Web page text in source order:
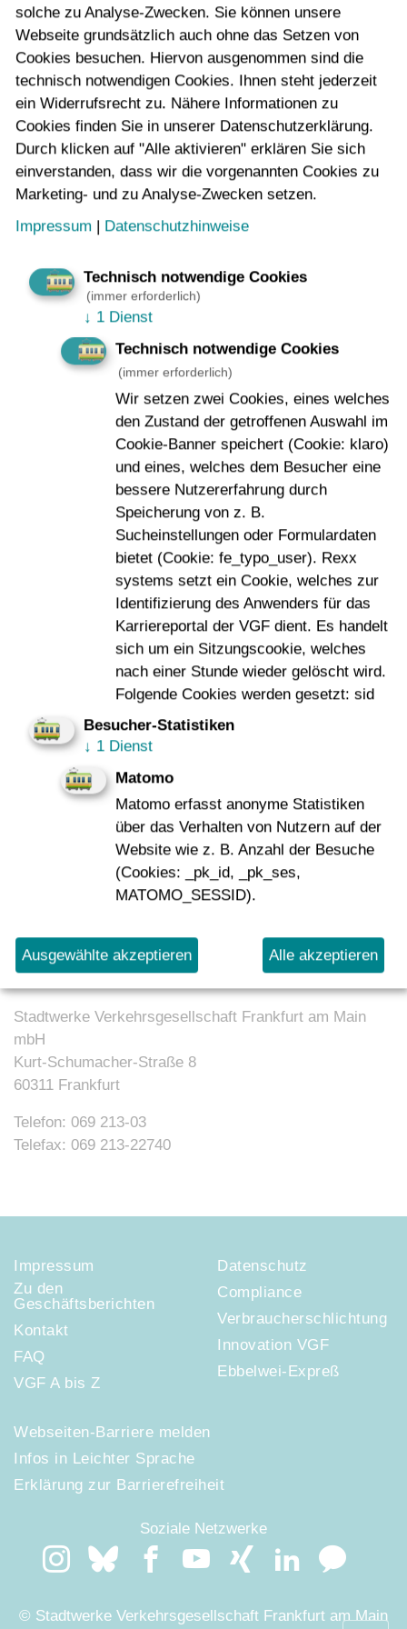
Vorname
Nachname
Nachricht *
Ich willige in die Speicherung meiner Daten
Hinweise und weitere Informationen zu der von Ihnen
gegebenen Einwilligung zur Speicherung der oben
eingegebenen Daten zum Zweck der Kontaktaufnahme
und Ihrem Widerrufsrecht erhalten Sie in der
Datenschutzerklärung
Kontakt
Stadtwerke Verkehrsgesellschaft Frankfurt am Main
mbH
Kurt-Schumacher-Straße 8
60311 Frankfurt
Telefon: 069 213-03
Telefax: 069 213-22740
Impressum
Zu den
Geschäftsberichten
Kontakt
FAQ
VGF A bis Z
Datenschutz
Compliance
Verbraucherschlichtung
Innovation VGF
Ebbelwei-Expreß
Webseiten-Barriere melden
Infos in Leichter Sprache
Erklärung zur Barrierefreiheit
Soziale Netzwerke
© Stadtwerke Verkehrsgesellschaft Frankfurt am Main
solche zu Analyse-Zwecken. Sie können unsere
Webseite grundsätzlich auch ohne das Setzen von
Cookies besuchen. Hiervon ausgenommen sind die
technisch notwendigen Cookies. Ihnen steht jederzeit
ein Widerrufsrecht zu. Nähere Informationen zu
Cookies finden Sie in unserer Datenschutzerklärung.
Durch klicken auf "Alle aktivieren" erklären Sie sich
einverstanden, dass wir die vorgenannten Cookies zu
Marketing- und zu Analyse-Zwecken setzen.
Impressum | Datenschutzhinweise
Technisch notwendige Cookies
(immer erforderlich)
↓ 1 Dienst
Technisch notwendige Cookies
(immer erforderlich)
Wir setzen zwei Cookies, eines welches
den Zustand der getroffenen Auswahl im
Cookie-Banner speichert (Cookie: klaro)
und eines, welches dem Besucher eine
bessere Nutzererfahrung durch
Speicherung von z. B.
Sucheinstellungen oder Formulardaten
bietet (Cookie: fe_typo_user). Rexx
systems setzt ein Cookie, welches zur
Identifizierung des Anwenders für das
Karriereportal der VGF dient. Es handelt
sich um ein Sitzungscookie, welches
nach einer Stunde wieder gelöscht wird.
Folgende Cookies werden gesetzt: sid
Besucher-Statistiken
↓ 1 Dienst
Matomo
Matomo erfasst anonyme Statistiken
über das Verhalten von Nutzern auf der
Website wie z. B. Anzahl der Besuche
(Cookies: _pk_id, _pk_ses,
MATOMO_SESSID).
Ausgewählte akzeptieren Alle akzeptieren